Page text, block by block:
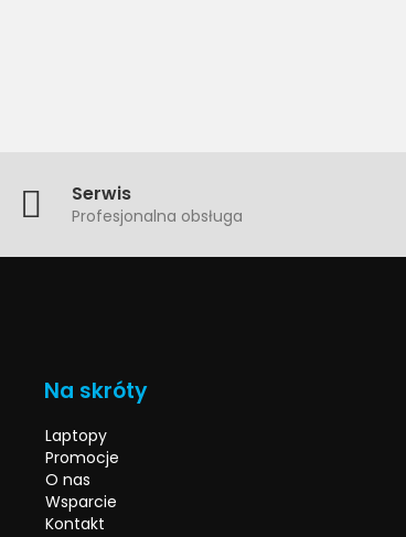
Serwis
Profesjonalna obsługa
Na skróty
Laptopy
Promocje
O nas
Wsparcie
Kontakt